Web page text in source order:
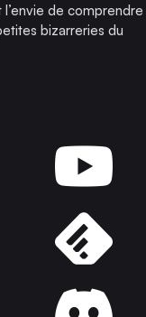
de comprendre
bizarreries du